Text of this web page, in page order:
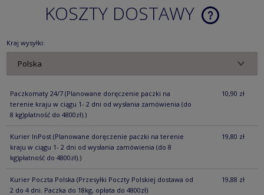
KOSZTY DOSTAWY
CENA NIE
Kraj wysyłki:
Paczkomaty 24/7 (Planowane doręczenie paczki na
terenie kraju w ciągu 1- 2 dni od wysłania zamówienia (do
8 kg)płatność do 4800zł).)
10,90 zł
Kurier InPost (Planowane doręczenie paczki na terenie
kraju w ciągu 1- 2 dni od wysłania zamówienia (do 8
kg)płatność do 4800zł).)
19,80 zł
Kurier Poczta Polska (Przesyłki Poczty Polskiej dostawa od
2 do 4 dni. Paczka do 18kg, opłata do 4800zł)
19,88 zł